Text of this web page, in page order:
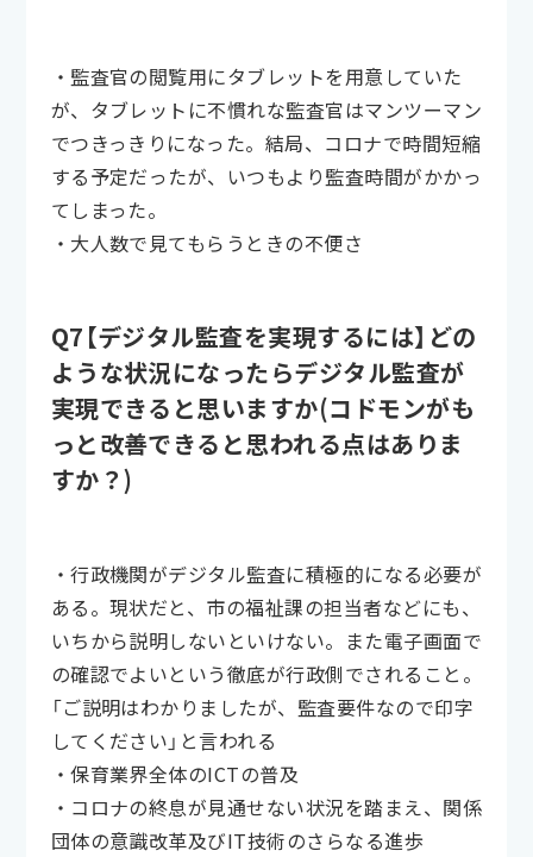
・監査官の閲覧用にタブレットを用意していた
が、タブレットに不慣れな監査官はマンツーマン
でつきっきりになった。結局、コロナで時間短縮
する予定だったが、いつもより監査時間がかかっ
てしまった。
・大人数で見てもらうときの不便さ
Q7【デジタル監査を実現するには】どの
ような状況になったらデジタル監査が
実現できると思いますか(コドモンがも
っと改善できると思われる点はありま
すか？)
・行政機関がデジタル監査に積極的になる必要が
ある。現状だと、市の福祉課の担当者などにも、
いちから説明しないといけない。また電子画面で
の確認でよいという徹底が行政側でされること。
「ご説明はわかりましたが、監査要件なので印字
してください」と言われる
・保育業界全体のICTの普及
・コロナの終息が見通せない状況を踏まえ、関係
団体の意識改革及びIT技術のさらなる進歩